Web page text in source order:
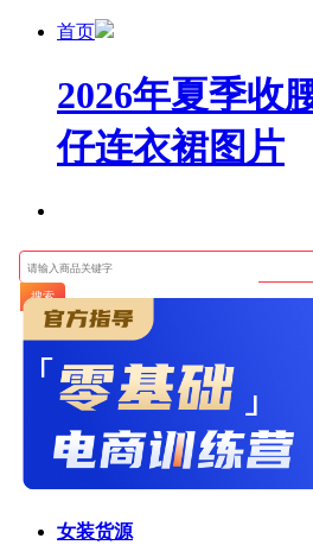
首页
2026年夏季收
仔连衣裙图片
搜索
女装货源